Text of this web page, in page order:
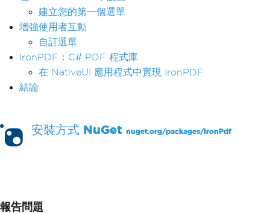
建立您的第一個選單
增強使用者互動
自訂選單
IronPDF：C# PDF 程式庫
在 NativeUI 應用程式中實現 IronPDF
結論
安裝方式 NuGet nuget.org/packages/IronPdf
報告問題